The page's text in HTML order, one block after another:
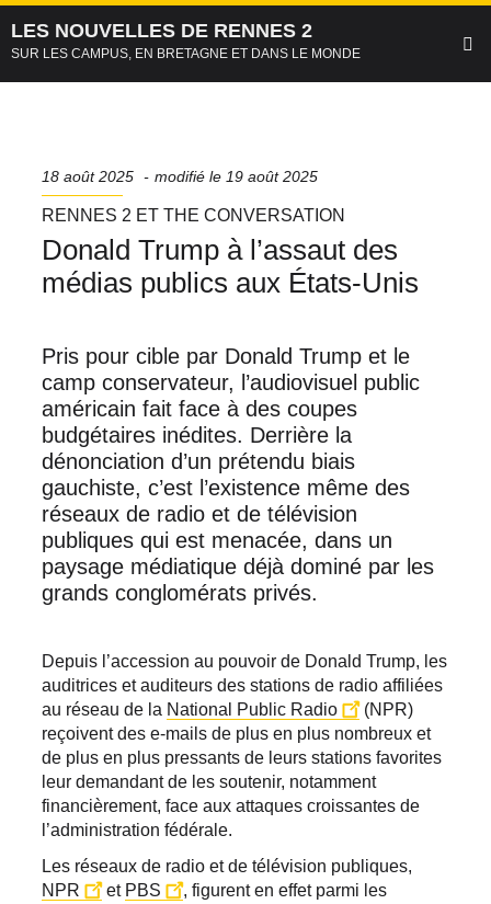
Panneau de gestion des cookies
Aller
au
contenu
principal
LES NOUVELLES DE RENNES 2
SUR LES CAMPUS, EN BRETAGNE ET DANS LE MONDE
Date
de
publication
18 août 2025 modifié le 19 août 2025
SÉRIE
RENNES 2 ET THE CONVERSATION
Donald Trump à l’assaut des
médias publics aux États-Unis
Pris pour cible par Donald Trump et le
camp conservateur, l’audiovisuel public
américain fait face à des coupes
budgétaires inédites. Derrière la
dénonciation d’un prétendu biais
gauchiste, c’est l’existence même des
réseaux de radio et de télévision
publiques qui est menacée, dans un
paysage médiatique déjà dominé par les
grands conglomérats privés.
Depuis l’accession au pouvoir de Donald Trump, les
auditrices et auditeurs des stations de radio affiliées
au réseau de la National Public Radio
(NPR)
reçoivent des e-mails de plus en plus nombreux et
de plus en plus pressants de leurs stations favorites
leur demandant de les soutenir, notamment
financièrement, face aux attaques croissantes de
l’administration fédérale.
Les réseaux de radio et de télévision publiques,
NPR
et PBS
, figurent en effet parmi les